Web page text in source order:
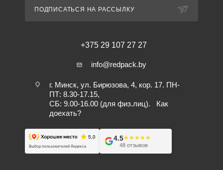
ПОДПИСАТЬСЯ НА РАССЫЛКУ
+375 29 107 27 27
info@redpack.by
г. Минск, ул. Бирюзова, 4, кор. 17. ПН-
ПТ: 8.30-17.15,
СБ: 9.00-16.00 (для физ.лиц). Как
доехать?
4.5★★★★★
★★★★★
48 отзывов